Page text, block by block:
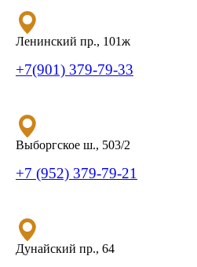
Ленинский пр., 101ж
+7(901) 379-79-33
Выборгское ш., 503/2
+7 (952) 379-79-21
Дунайский пр., 64